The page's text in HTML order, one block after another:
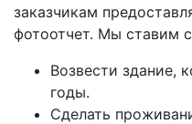
заказчикам
фотоотчет. Мы ставим
Возвести здание,
годы.
Сделать